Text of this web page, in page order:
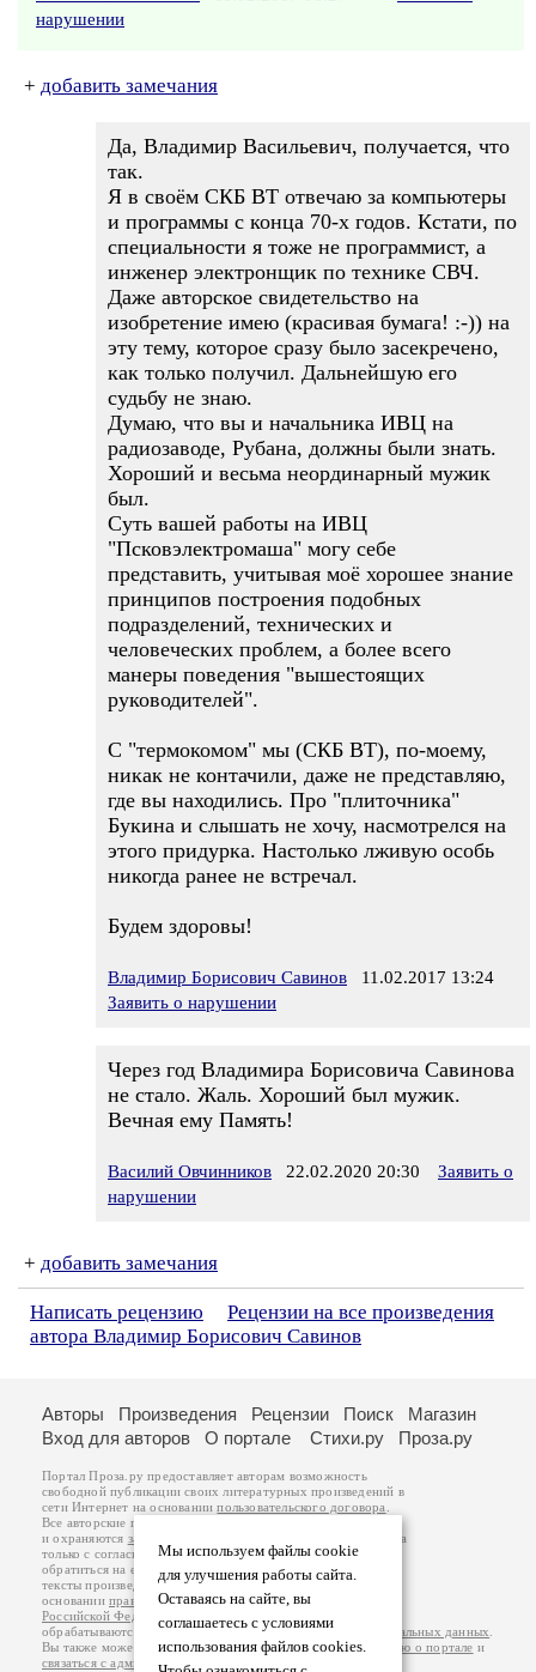
нарушении
+ добавить замечания
Да, Владимир Васильевич, получается, что
так.
Я в своём СКБ ВТ отвечаю за компьютеры
и программы с конца 70-х годов. Кстати, по
специальности я тоже не программист, а
инженер электронщик по технике СВЧ.
Даже авторское свидетельство на
изобретение имею (красивая бумага! :-)) на
эту тему, которое сразу было засекречено,
как только получил. Дальнейшую его
судьбу не знаю.
Думаю, что вы и начальника ИВЦ на
радиозаводе, Рубана, должны были знать.
Хороший и весьма неординарный мужик
был.
Суть вашей работы на ИВЦ
"Псковэлектромаша" могу себе
представить, учитывая моё хорошее знание
принципов построения подобных
подразделений, технических и
человеческих проблем, а более всего
манеры поведения "вышестоящих
руководителей".
С "термокомом" мы (СКБ ВТ), по-моему,
никак не контачили, даже не представляю,
где вы находились. Про "плиточника"
Букина и слышать не хочу, насмотрелся на
этого придурка. Настолько лживую особь
никогда ранее не встречал.
Будем здоровы!
Владимир Борисович Савинов 11.02.2017 13:24
Заявить о нарушении
Через год Владимира Борисовича Савинова
не стало. Жаль. Хороший был мужик.
Вечная ему Память!
Василий Овчинников 22.02.2020 20:30
Заявить о
нарушении
+ добавить замечания
Написать рецензию
Рецензии на все произведения
автора Владимир Борисович Савинов
Мы используем файлы cookie
для улучшения работы сайта.
Оставаясь на сайте, вы
соглашаетесь с условиями
использования файлов cookies.
Авторы Произведения Рецензии Поиск
Магазин
Вход для авторов
О портале Стихи.ру Проза.ру
Портал Проза.ру предоставляет авторам возможность
свободной публикации своих литературных произведений в
сети Интернет на основаниипользовательского договора
Все авторские права на произведения принадлежат авторам
и охраняются законом
. Перепечатка произведений возможна
только с согласия его автора, к которому вы можете
обратиться на его авторской странице. Ответственность за
тексты произведений авторы несут самостоятельно на
основанииправил публикацииизаконодательства
Российской Федерации
обрабатываются на основанииПолитики обработки персональных данных
Вы также можете посмотреть более подробнуюинформацию о портале и
связаться с администрацией